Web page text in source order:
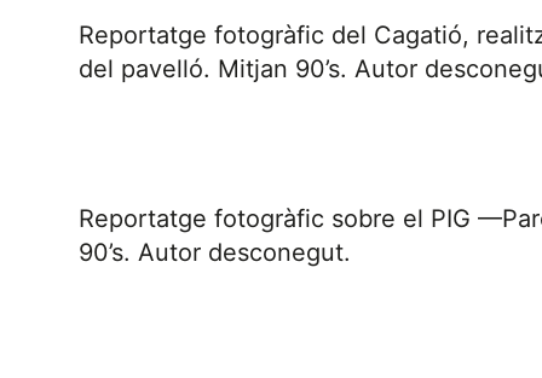
Reportatge fotogràfic del Cagatió,
del pavelló. Mitjan 90’s. Autor
Reportatge fotogràfic sobre el PIG
90’s. Autor desconegut.